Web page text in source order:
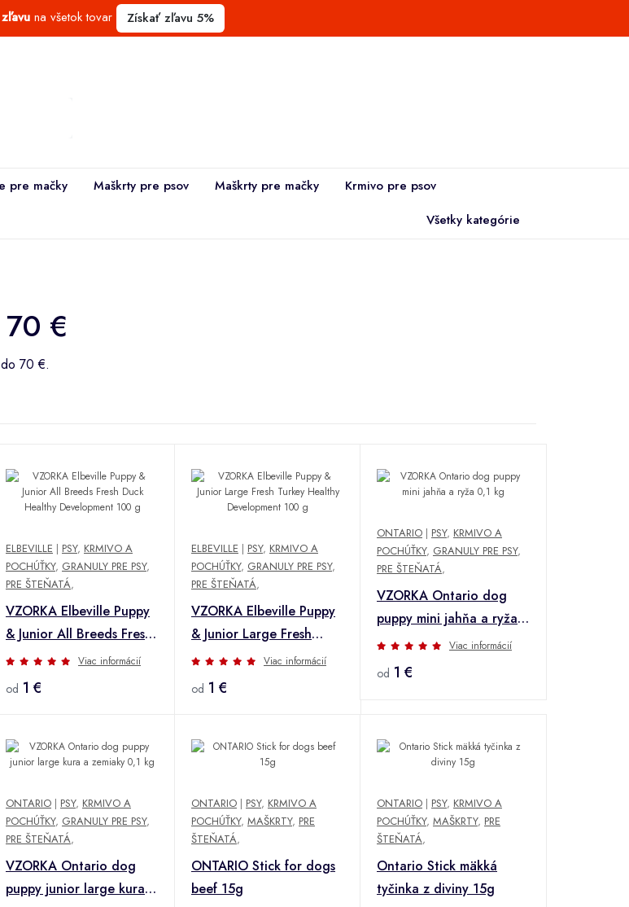
na všetok tovar Získať zľavu 5%
pre mačky Maškrty pre psov Maškrty pre mačky
Krmivo pre psov
Všetky kategórie
70 €
70 €.
ELBEVILLE | PSY, KRMIVO A
POCHÚŤKY, GRANULY PRE PSY,
PRE ŠTEŇATÁ,
VZORKA Elbeville Puppy
& Junior All Breeds Fresh
Duck Healthy
Development 100 g
Viac informácií
od 1 €
ELBEVILLE | PSY, KRMIVO A
POCHÚŤKY, GRANULY PRE PSY,
PRE ŠTEŇATÁ,
VZORKA Elbeville Puppy
& Junior Large Fresh
Turkey Healthy
Development 100 g
Viac informácií
od 1 €
ONTARIO | PSY, KRMIVO A
POCHÚŤKY, GRANULY PRE PSY,
PRE ŠTEŇATÁ,
VZORKA Ontario dog
puppy mini jahňa a ryža
0,1 kg
Viac informácií
od 1 €
ONTARIO | PSY, KRMIVO A
POCHÚŤKY, GRANULY PRE PSY,
PRE ŠTEŇATÁ,
VZORKA Ontario dog
puppy junior large kura a
ONTARIO | PSY, KRMIVO A
POCHÚŤKY, MAŠKRTY, PRE
ŠTEŇATÁ,
ONTARIO Stick for dogs
beef 15g
ONTARIO | PSY, KRMIVO A
POCHÚŤKY, MAŠKRTY, PRE
ŠTEŇATÁ,
Ontario Stick mäkká
tyčinka z diviny 15g